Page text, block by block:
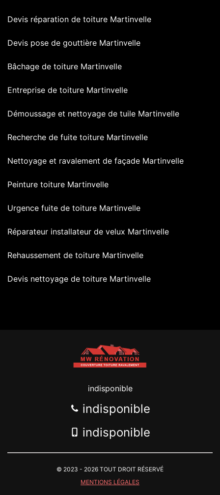
Devis réparation de toiture Martinvelle
Devis pose de gouttière Martinvelle
Bâchage de toiture Martinvelle
Entreprise de toiture Martinvelle
Démoussage et nettoyage de tuile Martinvelle
Recherche de fuite toiture Martinvelle
Nettoyage et ravalement de façade Martinvelle
Peinture toiture Martinvelle
Urgence fuite de toiture Martinvelle
Réparateur installateur de velux Martinvelle
Rehaussement de toiture Martinvelle
Devis nettoyage de toiture Martinvelle
indisponible
indisponible
indisponible
© 2023 - 2026 TOUT DROIT RÉSERVÉ
MENTIONS LÉGALES